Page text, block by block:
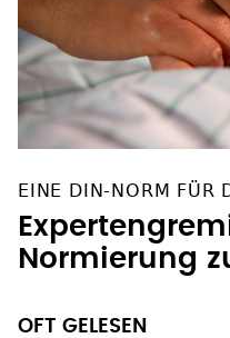
EINE DIN-NORM FÜR
Normierung
OFT GELESEN